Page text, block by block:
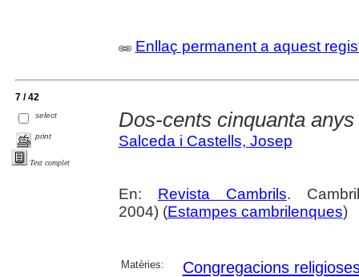
Enllaç permanent a aquest
7 / 42
select
print
Text complet
Dos-cents cinquanta
Salceda i Castells, Josep
En: Revista Cambrils.
2004) (Estampes cambrilenques)
Matèries: Congregacions